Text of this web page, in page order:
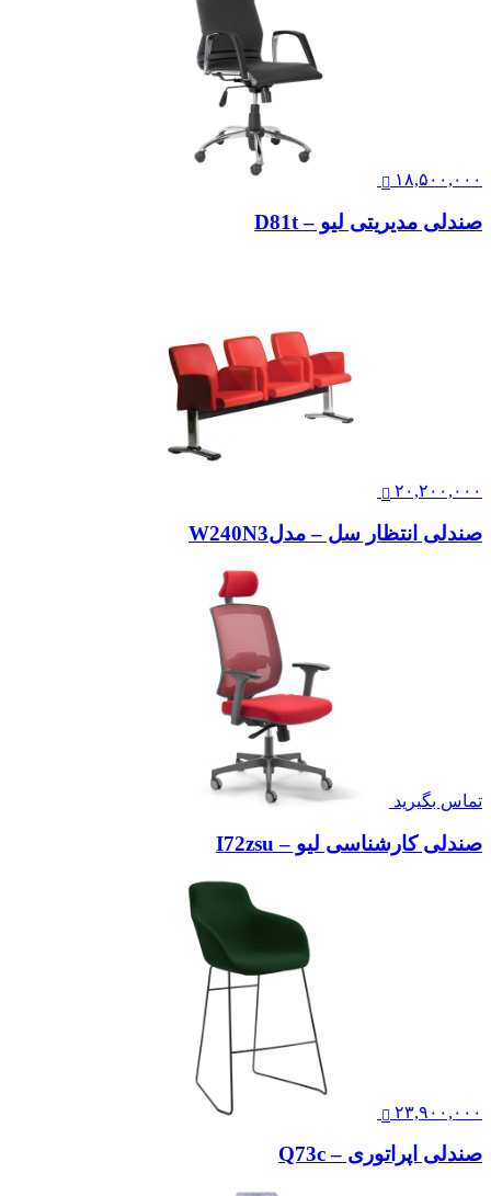
۱۸,۵۰۰,۰۰۰
صندلی مدیریتی لیو – D81t
۲۰,۲۰۰,۰۰۰
صندلی انتظار سل – مدلW240N3
تماس بگیرید
صندلی کارشناسی لیو – I72zsu
۲۳,۹۰۰,۰۰۰
صندلی اپراتوری – Q73c